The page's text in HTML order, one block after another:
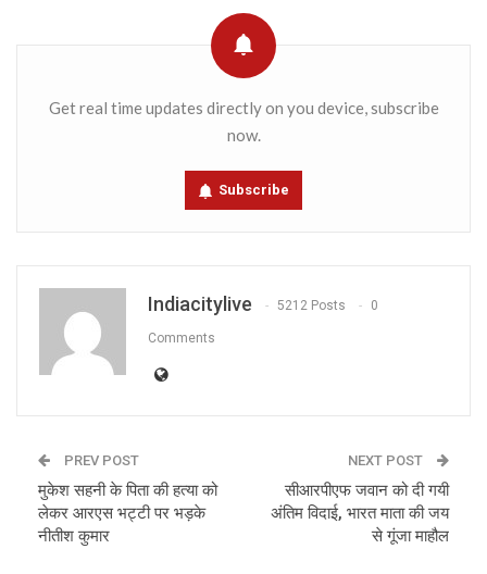
Get real time updates directly on you device, subscribe
now.
Subscribe
Indiacitylive 5212 Posts 0
Comments
PREV POST
मुकेश सहनी के पिता की हत्या को
लेकर आरएस भट्टी पर भड़के
नीतीश कुमार
NEXT POST
सीआरपीएफ जवान को दी गयी
अंतिम विदाई, भारत माता की जय
से गूंजा माहौल